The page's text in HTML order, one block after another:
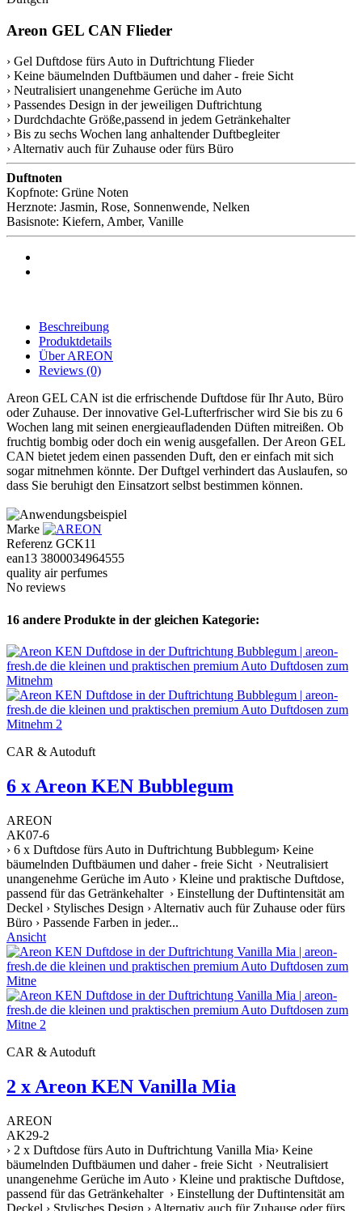
Areon GEL CAN Flieder
› Gel Duftdose fürs Auto in Duftrichtung Flieder
› Keine bäumelnden Duftbäumen und daher - freie Sicht
› Neutralisiert unangenehme Gerüche im Auto
› Passendes Design in der jeweiligen Duftrichtung
› Durdchdachte Größe,passend in jedem Getränkehalter
› Bis zu sechs Wochen lang anhaltender Duftbegleiter
› Alternativ auch für Zuhause oder fürs Büro
Duftnoten
Kopfnote: Grüne Noten
Herznote: Jasmin, Rose, Sonnenwende, Nelken
Basisnote: Kiefern, Amber, Vanille
Beschreibung
Produktdetails
Über AREON
Reviews (0)
Areon GEL CAN ist die erfrischende Duftdose für Ihr Auto, Büro
oder Zuhause. Der innovative Gel-Lufterfrischer wird Sie bis zu 6
Wochen lang mit seinen energieaufladenden Düften mitreißen. Ob
fruchtig bombig oder doch ein wenig ausgefallen. Der Areon GEL
CAN bietet jedem einen passenden Duft, den er einfach mit sich
sogar mitnehmen könnte. Der Duftgel verhindert das Auslaufen, so
dass Sie beruhigt den Einsatzort selbst bestimmen können.
Marke
Referenz GCK11
ean13 3800034964555
quality air perfumes
No reviews
16 andere Produkte in der gleichen Kategorie:
CAR & Autoduft
6 x Areon KEN Bubblegum
AREON
AK07-6
› 6 x Duftdose fürs Auto in Duftrichtung Bubblegum› Keine
bäumelnden Duftbäumen und daher - freie Sicht › Neutralisiert
unangenehme Gerüche im Auto › Kleine und praktische Duftdose,
passend für das Getränkehalter › Einstellung der Duftintensität am
Deckel › Stylisches Design › Alternativ auch für Zuhause oder fürs
Büro › Passende Farben in jeder...
Ansicht
CAR & Autoduft
2 x Areon KEN Vanilla Mia
AREON
AK29-2
› 2 x Duftdose fürs Auto in Duftrichtung Vanilla Mia› Keine
bäumelnden Duftbäumen und daher - freie Sicht › Neutralisiert
unangenehme Gerüche im Auto › Kleine und praktische Duftdose,
passend für das Getränkehalter › Einstellung der Duftintensität am
Deckel › Stylisches Design › Alternativ auch für Zuhause oder fürs